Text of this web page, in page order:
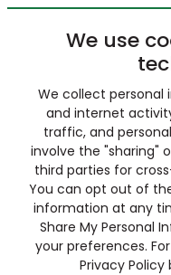
We use
We collect personal
and internet
traffic, and
involve the "sharing"
third parties for
You can opt out of
information at any
Share My Personal
your preferences.
Privacy Policy